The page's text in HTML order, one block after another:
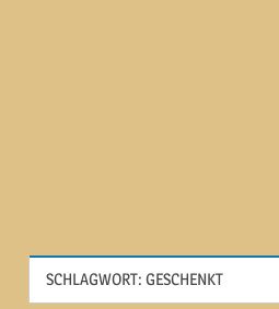
SCHLAGWORT: GESCHENKT